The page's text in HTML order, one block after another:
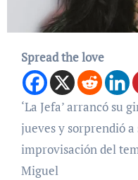
Spread the love
‘La Jefa’ arrancó su gira por Estados Unidos este
jueves y sorprendió a
improvisación del
Miguel